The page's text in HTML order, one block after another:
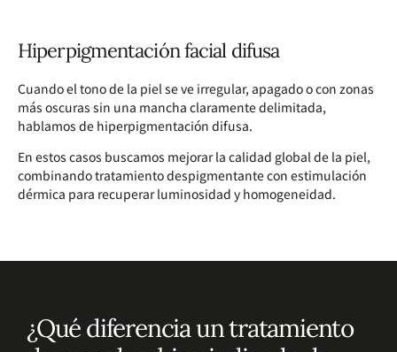
Hiperpigmentación facial difusa
Cuando el tono de la piel se ve irregular, apagado o con zonas
más oscuras sin una mancha claramente delimitada,
hablamos de hiperpigmentación difusa.
En estos casos buscamos mejorar la calidad global de la piel,
combinando tratamiento despigmentante con estimulación
dérmica para recuperar luminosidad y homogeneidad.
¿Qué diferencia un tratamiento